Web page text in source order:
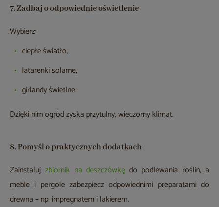
7. Zadbaj o odpowiednie oświetlenie
Wybierz:
ciepłe światło,
latarenki solarne,
girlandy świetlne.
Dzięki nim ogród zyska przytulny, wieczorny klimat.
8. Pomyśl o praktycznych dodatkach
Zainstalujzbiornik na deszczówkędo podlewania roślin, a
meble i pergole zabezpiecz odpowiednimi preparatami do
drewna – np. impregnatem i lakierem.